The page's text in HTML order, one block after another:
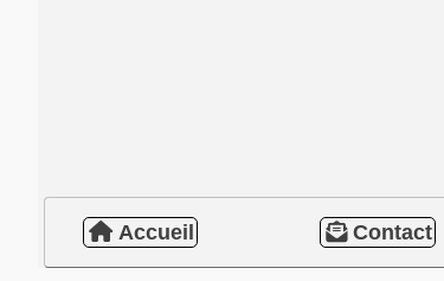
Accueil Contact